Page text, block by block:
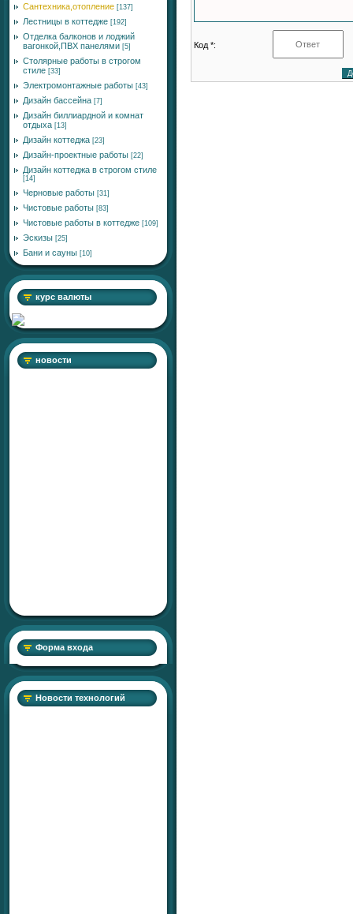
Сантехника,отопление [137]
Лестницы в коттедже [192]
Отделка балконов и лоджий
вагонкой,ПВХ панелями [5]
Столярные работы в строгом
стиле [33]
Электромонтажные работы [43]
Дизайн бассейна [7]
Дизайн биллиардной и комнат
отдыха [13]
Дизайн коттеджа [23]
Дизайн-проектные работы [22]
Дизайн коттеджа в строгом стиле
[14]
Черновые работы [31]
Чистовые работы [83]
Чистовые работы в коттедже [109]
Эскизы [25]
Бани и сауны [10]
курс валюты
новости
Форма входа
Новости технологий
Код *: